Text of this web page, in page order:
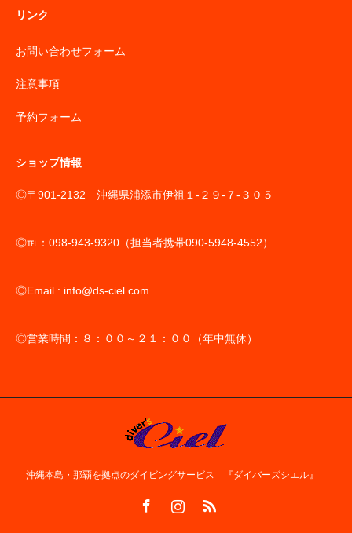
リンク
お問い合わせフォーム
注意事項
予約フォーム
ショップ情報
◎〒901-2132 沖縄県浦添市伊祖１-２９-７-３０５
◎℡：098-943-9320（担当者携帯090-5948-4552）
◎Email : info@ds-ciel.com
◎営業時間：８：００～２１：００（年中無休）
沖縄本島・那覇を拠点のダイビングサービス 『ダイバーズシエル』